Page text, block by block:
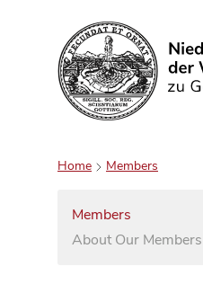
Search
Home Members
Members
About Our Members